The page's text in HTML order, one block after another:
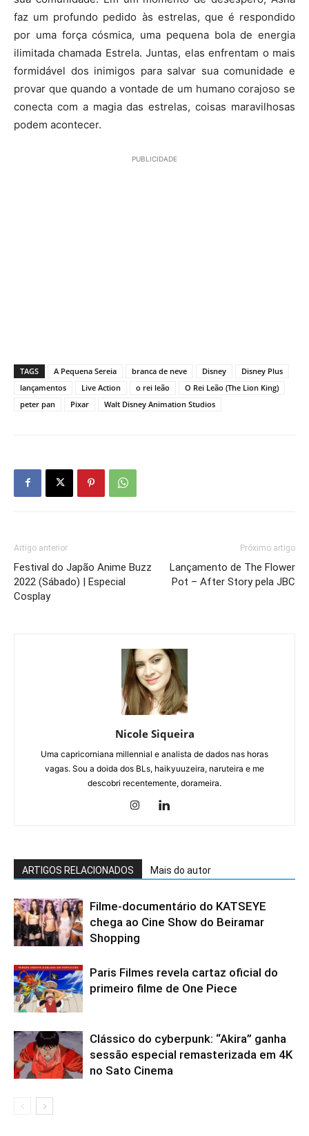
faz um profundo pedido às estrelas, que é respondido
por uma força cósmica, uma pequena bola de energia
ilimitada chamada Estrela. Juntas, elas enfrentam o mais
formidável dos inimigos para salvar sua comunidade e
provar que quando a vontade de um humano corajoso se
conecta com a magia das estrelas, coisas maravilhosas
podem acontecer.
PUBLICIDADE
TAGS A Pequena Sereia branca de neve Disney
Disney Plus
lançamentos
Live Action o rei leão
O Rei Leão (The Lion King)
peter pan
Pixar Walt Disney Animation Studios
Artigo anterior
Festival do Japão Anime Buzz
2022 (Sábado) | Especial
Cosplay
Próximo artigo
Lançamento de The Flower
Pot – After Story pela JBC
Nicole Siqueira
Uma capricorniana millennial e analista de dados nas horas
vagas. Sou a doida dos BLs, haikyuuzeira, naruteira e me
descobri recentemente, dorameira.
ARTIGOS RELACIONADOS Mais do autor
Filme-documentário do KATSEYE
chega ao Cine Show do Beiramar
Shopping
Paris Filmes revela cartaz oficial do
primeiro filme de One Piece
Clássico do cyberpunk: “Akira” ganha
sessão especial remasterizada em 4K
no Sato Cinema